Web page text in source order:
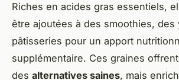
Riches en acides gras essentiels,
être ajoutées à des smoothies, des
pâtisseries pour un apport
supplémentaire. Ces graines
des alternatives saines, mais